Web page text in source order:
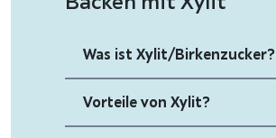
Was ist Xylit/Birkenzucker?
Vorteile von Xylit?